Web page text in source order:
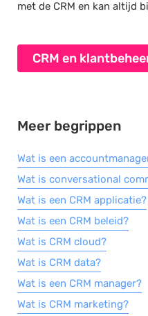
met de CRM en kan altijd
Meer begrippen
Wat is een
Wat is conversational
Wat is een CRM applicatie?
Wat is een CRM beleid?
Wat is CRM cloud?
Wat is CRM data?
Wat is een CRM manager?
Wat is CRM marketing?